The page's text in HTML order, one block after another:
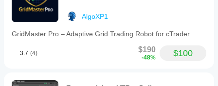
AlgoXP1
GridMaster Pro – Adaptive Grid Trading Robot for cTrader
3.7 (4) $190
-48% $100